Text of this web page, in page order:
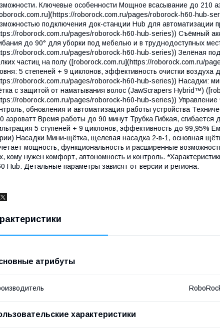
Ключевые особенности Мощное всасывание до 210
roborock.com.ru/pages/roborock-h60-hub-
подключения док-станции Hub для автоматизации
roborock.com.ru/pages/roborock-h60-hub-series)) Съёмный
до 90° для уборки под мебелью и в труднодоступных
roborock.com.ru/pages/roborock-h60-hub-series)) Зелёная
частиц на полу ([roborock.com.ru](https://roborock.com.ru/
5 степеней + 9 циклонов, эффективность очистки воздуха
roborock.com.ru/pages/roborock-h60-hub-series)) Насадки:
с защитой от наматывания волос (JawScrapers Hybrid™)
roborock.com.ru/pages/roborock-h60-hub-series))
обновления и автоматизация работы устройства
аэроватт Время работы до 90 минут Трубка Гибкая, сгибается
5 ступеней + 9 циклонов, эффективность до 99,95%
Насадки Мини-щётка, щелевая насадка 2-в-1, основная
мощность, функциональность и расширенные
кому нужен комфорт, автономность и контроль.
Hub. Детальные параметры зависят от версии и региона.
атрибуты
характеристики